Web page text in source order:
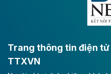
Long Thành
Tổng công ty Cảng hàng
Trang thông tin điện
TTXVN